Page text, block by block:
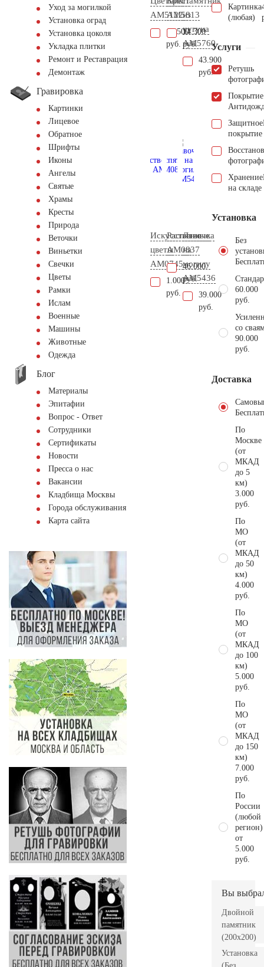
Уход за могилкой
Установка оград
Установка цоколя
Укладка плитки
Ремонт и Реставрация
Демонтаж
Гравировка
Картинки
Лицевое
Обратное
Шрифты
Иконы
Ангелы
Святые
Храмы
Кресты
Природа
Веточки
Виньетки
Свечки
Цветы
Рамки
Ислам
Военные
Машины
Животные
Одежда
Блог
Материалы
Эпитафии
Вопрос - Ответ
Сотрудники
Сертификаты
Новости
Пресса о нас
Вакансии
Кладбища Москвы
Города обслуживания
Карта сайта
AM5122
13.500
руб.
AM5813
14.300
руб.
из
чугуна
AM5760
43.900
руб.
Искусственные
цветы
AM0745
1.000
руб.
Распятие
AM0837
46.000
руб.
Лавочка
на
могилу
AM5436
39.000
руб.
Картинка
(любая)
Услуги
Ретушь
Покрытие
Защитное
покрытие
Хранение
на складе
Установка
Без
60.000
руб.
со
90.000
руб.
Доставка
По
Москве
(от
МКАД
до 5
км)
3.000
руб.
По
МО
(от
МКАД
до 50
км)
4.000
руб.
По
МО
(от
МКАД
до 100
км)
5.000
руб.
По
МО
(от
МКАД
до 150
км)
7.000
руб.
По
России
(любой
регион)
от
5.000
руб.
Вы
Двойной
памятник
(200х200)
Установка